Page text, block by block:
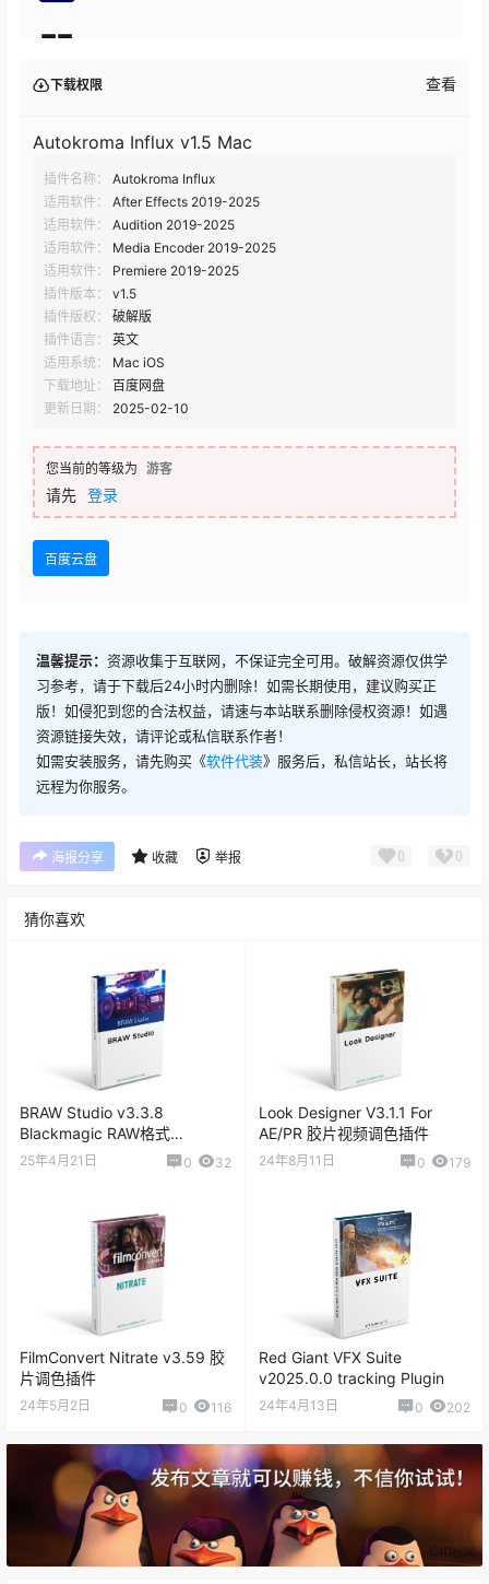
Autokroma Influx v1.3.0 Win
下载权限 查看
Autokroma Influx v1.5 Mac
插件名称：
Autokroma Influx
适用软件：
After Effects 2019-2025
适用软件：
Audition 2019-2025
适用软件：
Media Encoder 2019-2025
适用软件：
Premiere 2019-2025
插件版本：
v1.5
插件版权：
破解版
插件语言：
英文
适用系统：
Mac iOS
下载地址：
百度网盘
更新日期：
2025-02-10
您当前的等级为 游客
请先 登录
百度云盘
温馨提示： 资源收集于互联网，不保证完全可用。破解资源仅供学
习参考，请于下载后24小时内删除！如需长期使用，建议购买正
版！如侵犯到您的合法权益，请速与本站联系删除侵权资源！如遇
资源链接失效，请评论或私信联系作者！
如需安装服务，请先购买《软件代装》服务后，私信站长，站长将
远程为你服务。
海报分享 收藏 举报 0 0
猜你喜欢
BRAW Studio v3.3.8
Blackmagic RAW格式
（.braw）导入调色插件
25年4月21日 0 32
Look Designer V3.1.1 For
AE/PR 胶片视频调色插件
24年8月11日 0 179
FilmConvert Nitrate v3.59 胶
片调色插件
24年5月2日 0 116
Red Giant VFX Suite
v2025.0.0 tracking Plugin
24年4月13日 0 202